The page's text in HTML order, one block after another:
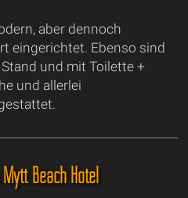
aber dennoch
eingerichtet. Ebenso sind
und mit Toilette +
und allerlei
Beach Hotel